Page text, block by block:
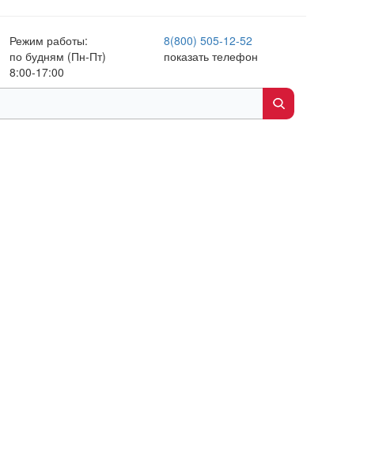
Режим работы:
по будням (Пн-Пт)
8:00-17:00
8(800) 505-12-52
показать телефон